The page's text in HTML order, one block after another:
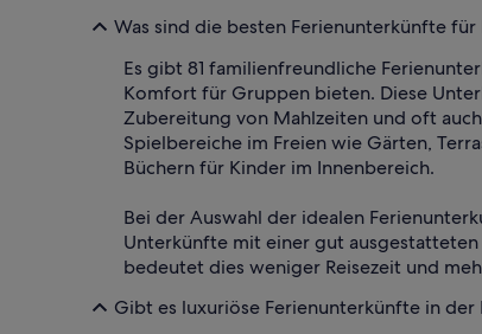
Was sind die besten Ferienunterkünfte
Es gibt 81 familienfreundliche
Komfort für Gruppen bieten. Diese
Zubereitung von Mahlzeiten und oft
Spielbereiche im Freien wie Gärten,
Büchern für Kinder im Innenbereich.
Bei der Auswahl der idealen
Unterkünfte mit einer gut ausgestatteten
bedeutet dies weniger Reisezeit und
Gibt es luxuriöse Ferienunterkünfte in der